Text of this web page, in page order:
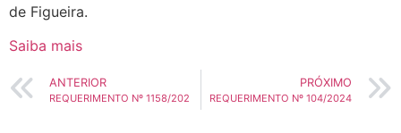
de Figueira.
Saiba mais
ANTERIOR
REQUERIMENTO Nº 1158/202
PRÓXIMO
REQUERIMENTO Nº 104/2024